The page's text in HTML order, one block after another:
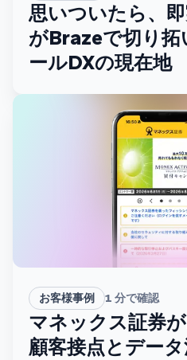
思いついたら、
がBrazeで切り拓
ールDXの現在地
お客様事例 1 分で確認
マネックス証券
顧客接点とデー